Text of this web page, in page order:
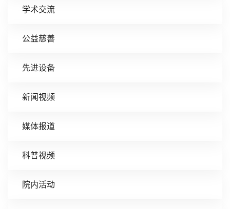
学术交流
公益慈善
先进设备
新闻视频
媒体报道
科普视频
院内活动